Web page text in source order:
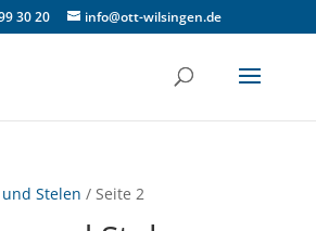
30 20 info@ott-wilsingen.de
Stelen / Seite 2